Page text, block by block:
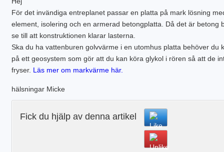
PLINTGRUND
TJÄLDJUP
VATTENBUREN GOLVVÄRME
För det invändiga entreplanet passar en platta på mark lösning
element, isolering och en armerad betongplatta. Då det är betong
se till att konstruktionen klarar lasterna.
Ska du ha vattenburen golvvärme i en utomhus platta behöver du
på ett geosystem som gör att du kan köra glykol i rören så att de
fryser. Läs mer om markvärme här.
hälsningar Micke
Fick du hjälp av denna artikel